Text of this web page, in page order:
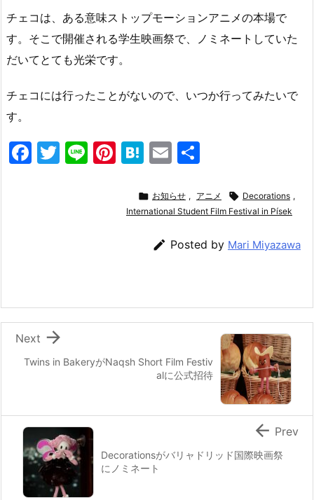
チェコは、ある意味ストップモーションアニメの本場で
す。そこで開催される学生映画祭で、ノミネートしていた
だいてとても光栄です。
チェコには行ったことがないので、いつか行ってみたいで
す。
F
k
T
Li Pi
e
H
e
n
a
E
ai
l
 お知らせ , アニメ  Decorations ,
International Student Film Festival in Písek
 Posted by Mari Miyazawa
Twins in BakeryがNaqsh Short Film Festiv
alに公式招待

Next
Decorationsがバリャドリッド国際映画祭
にノミネート
 Prev